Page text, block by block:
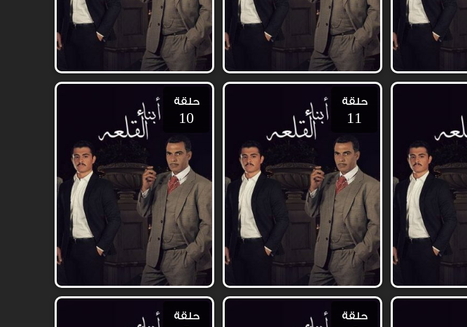
حلقة
11
حلقة
10
حلقة حلقة